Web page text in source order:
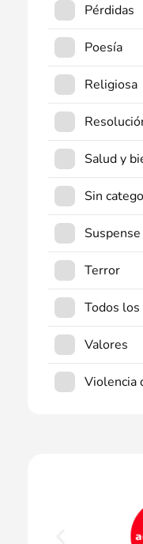
Pérdidas
Poesía
Religiosa
Salud y
Sin
Suspense
Terror
Todos
Valores
Violencia